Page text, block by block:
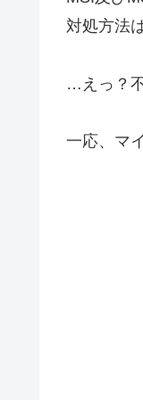
対処方法
…えっ？
一応、マ